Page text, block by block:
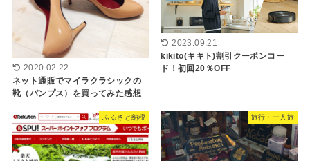
2020.02.22
ネット通販でマイラクラシックの
靴（パンプス）を買ってみた感想
2023.09.21
kikito(キキト)割引クーポンコー
ド！初回20％OFF
ふるさと納税 旅行・一人旅